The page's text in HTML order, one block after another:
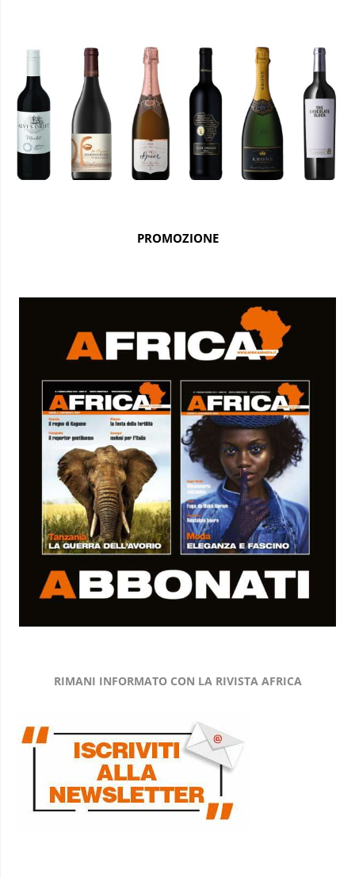
PROMOZIONE
RIMANI INFORMATO CON LA RIVISTA AFRICA